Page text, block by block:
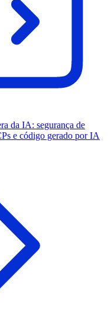
da IA: segurança de
e código gerado por IA